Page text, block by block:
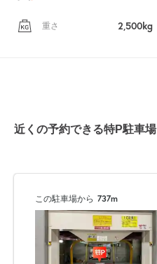
重さ 2,500kg
近くの予約できる特P駐車場
この駐車場から 737m